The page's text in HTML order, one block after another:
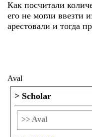
Как посчитали
его не могли ввезти
арестовали и тогда
Aval
> Scholar
>> Aval